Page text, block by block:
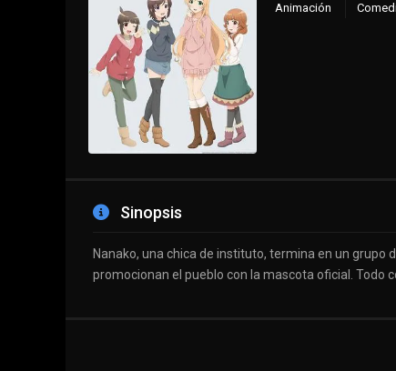
Animación
Sinopsis
Nanako, una chica de instituto, termina en un grupo
promocionan el pueblo con la mascota oficial. Todo